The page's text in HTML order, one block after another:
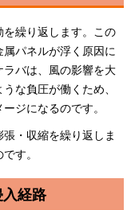
繰り返します。この
パネルが浮く原因に
バは、風の影響を大
な負圧が働くため、
ジになるのです。
・収縮を繰り返しま
す。
経路